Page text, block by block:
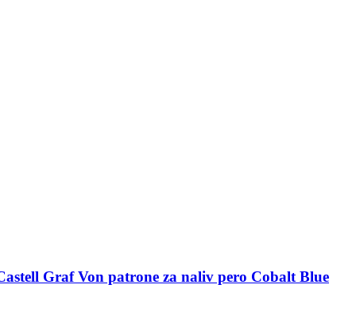
Graf Von patrone za naliv pero Cobalt Blue